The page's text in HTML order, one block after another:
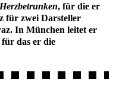
Herzbetrunken, für die er
für zwei Darsteller
In München leitet er
für das er die